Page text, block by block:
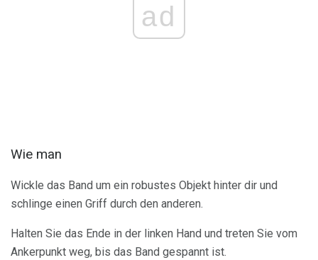
ad
Wie man
Wickle das Band um ein robustes Objekt hinter dir und
schlinge einen Griff durch den anderen.
Halten Sie das Ende in der linken Hand und treten Sie vom
Ankerpunkt weg, bis das Band gespannt ist.